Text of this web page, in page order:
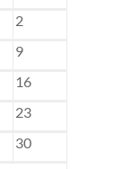
2
9
16
23
30